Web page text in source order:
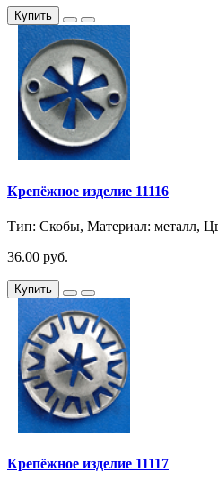
Купить
Крепёжное изделие 11116
Тип: Скобы, Материал: металл,
36.00 руб.
Купить
Крепёжное изделие 11117